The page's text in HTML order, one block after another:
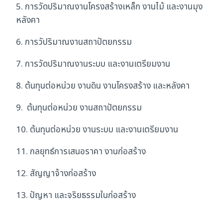
5. การวัดปริมาณงานโครงสร้างเหล็ก งานไม้ และงานมุง
หลังคา
6. การวัปริมาณงานสถาปัตยกรรม
7. การวัดปริมาณงานระบบ และงานเตรียมงาน
8. ต้นทุนต่อหน่วย งานดิน งานโครงสร้าง และหลังคา
9. ต้นทุนต่อหน่วย งานสถาปัตยกรรม
10. ต้นทุนต่อหน่วย งานระบบ และงานเตรียมงาน
11. กลยุทธ์การเสนอราคา งานก่อสร้าง
12. สัญญาจ้างก่อสร้าง
13. ปัญหา และจริยธรรมในก่อสร้าง